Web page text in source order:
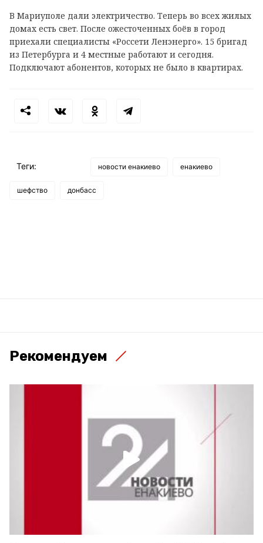
В Мариуполе дали электричество. Теперь во всех жилых
домах есть свет. После ожесточенных боёв в город
приехали специалисты «Россети Ленэнерго». 15 бригад
из Петербурга и 4 местные работают и сегодня.
Подключают абонентов, которых не было в квартирах.
Теги: новости енакиево енакиево
шефство донбасс
Рекомендуем